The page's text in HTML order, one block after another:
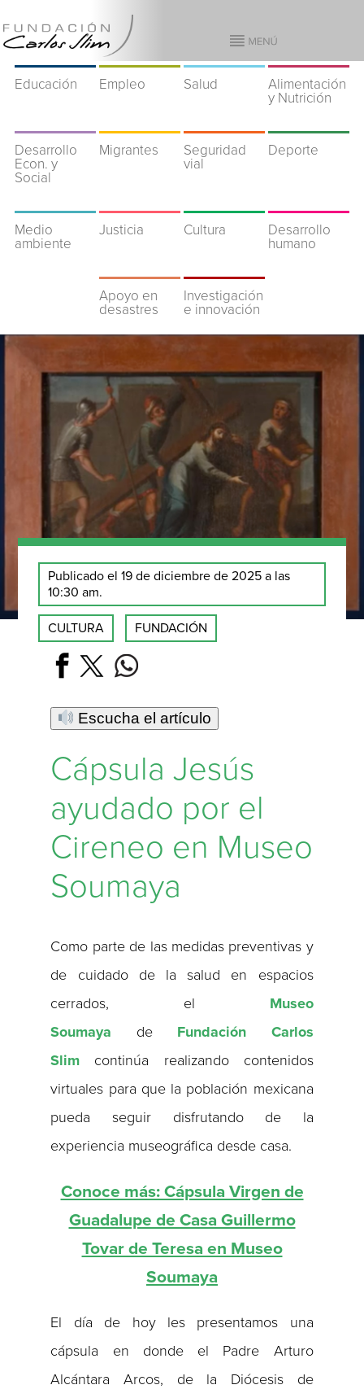
Educación Empleo Salud
Alimentación
y Nutrición
Desarrollo
Econ. y
Social
Migrantes
Seguridad
vial
Deporte
Medio
ambiente
Justicia Cultura
Desarrollo
humano
Apoyo en
desastres
Investigación
e innovación
Publicado el 19 de diciembre de 2025 a las
10:30 am.
CULTURA FUNDACIÓN
Escucha el artículo
Cápsula Jesús
ayudado por el
Cireneo en Museo
Soumaya
Como parte de las medidas preventivas y
de cuidado de la salud en espacios
cerrados, el Museo
Soumaya de Fundación Carlos
Slim continúa realizando contenidos
virtuales para que la población mexicana
pueda seguir disfrutando de la
experiencia museográfica desde casa.
Conoce más: Cápsula Virgen de
Guadalupe de Casa Guillermo
Tovar de Teresa en Museo
Soumaya
El día de hoy les presentamos una
cápsula en donde el Padre Arturo
Alcántara Arcos, de la Diócesis de